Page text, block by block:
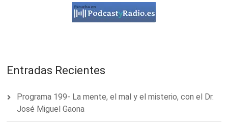
Entradas Recientes
Programa 199- La mente, el mal y el misterio, con el Dr.
José Miguel Gaona